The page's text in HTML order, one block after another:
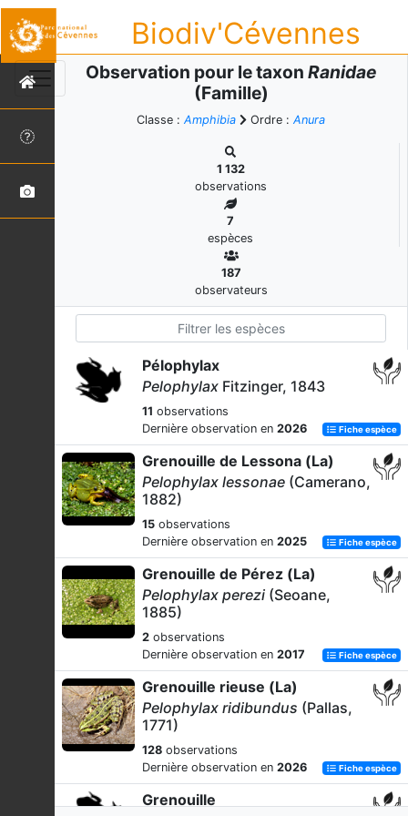
Biodiv'Cévennes
Observation pour le taxon Ranidae
(Famille)
Classe : Amphibia Ordre : Anura
1 132
observations
7
espèces
187
observateurs
Pélophylax
Pelophylax Fitzinger, 1843
11 observations
Dernière observation en 2026 Fiche espèce
Grenouille de Lessona (La)
Pelophylax lessonae (Camerano,
1882)
15 observations
Dernière observation en 2025 Fiche espèce
Grenouille de Pérez (La)
Pelophylax perezi (Seoane,
1885)
2 observations
Dernière observation en 2017 Fiche espèce
Grenouille rieuse (La)
Pelophylax ridibundus (Pallas,
1771)
128 observations
Dernière observation en 2026 Fiche espèce
Grenouille